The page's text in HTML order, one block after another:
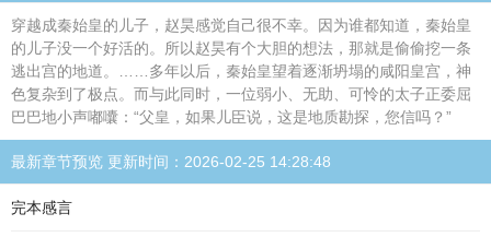
穿越成秦始皇的儿子，赵昊感觉自己很不幸。因为谁都知道，秦始皇
的儿子没一个好活的。所以赵昊有个大胆的想法，那就是偷偷挖一条
逃出宫的地道。……多年以后，秦始皇望着逐渐坍塌的咸阳皇宫，神
色复杂到了极点。而与此同时，一位弱小、无助、可怜的太子正委屈
巴巴地小声嘟囔：“父皇，如果儿臣说，这是地质勘探，您信吗？”
最新章节预览 更新时间：2026-02-25 14:28:48
完本感言